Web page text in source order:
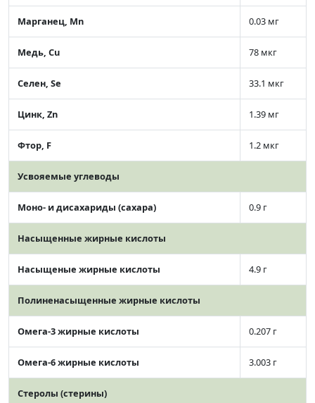
Марганец, Mn 0.03 мг
Медь, Cu 78 мкг
Селен, Se 33.1 мкг
Цинк, Zn 1.39 мг
Фтор, F 1.2 мкг
Усвояемые углеводы
Моно- и дисахариды (сахара) 0.9 г
Насыщенные жирные кислоты
Насыщеные жирные кислоты 4.9 г
Полиненасыщенные жирные кислоты
Омега-3 жирные кислоты 0.207 г
Омега-6 жирные кислоты 3.003 г
Стеролы (стерины)